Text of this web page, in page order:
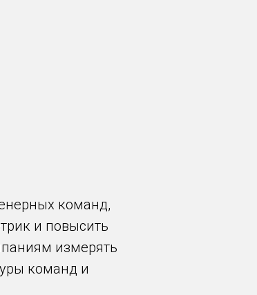
команд,
и повысить
измерять
команд и